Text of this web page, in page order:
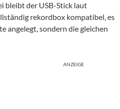
bleibt der USB-Stick laut
rekordbox kompatibel, es
angelegt, sondern die gleichen
ANZEIGE